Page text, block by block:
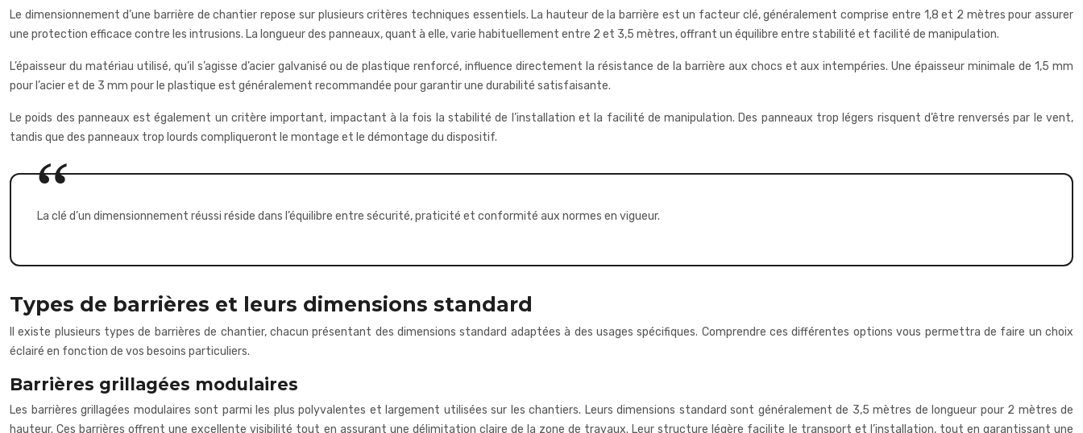
Le dimensionnement d’une barrière de chantier repose sur plusieurs critères techniques essentiels. La hauteur de la barrière est un facteur clé, généralement comprise entre 1,8 et 2 mètres pour assurer
une protection efficace contre les intrusions. La longueur des panneaux, quant à elle, varie habituellement entre 2 et 3,5 mètres, offrant un équilibre entre stabilité et facilité de manipulation.
L’épaisseur du matériau utilisé, qu’il s’agisse d’acier galvanisé ou de plastique renforcé, influence directement la résistance de la barrière aux chocs et aux intempéries. Une épaisseur minimale de 1,5 mm
pour l’acier et de 3 mm pour le plastique est généralement recommandée pour garantir une durabilité satisfaisante.
Le poids des panneaux est également un critère important, impactant à la fois la stabilité de l’installation et la facilité de manipulation. Des panneaux trop légers risquent d’être renversés par le vent,
tandis que des panneaux trop lourds compliqueront le montage et le démontage du dispositif.
La clé d’un dimensionnement réussi réside dans l’équilibre entre sécurité, praticité et conformité aux normes en vigueur.
Types de barrières et leurs dimensions standard
Il existe plusieurs types de barrières de chantier, chacun présentant des dimensions standard adaptées à des usages spécifiques. Comprendre ces différentes options vous permettra de faire un choix
éclairé en fonction de vos besoins particuliers.
Barrières grillagées modulaires
Les barrières grillagées modulaires sont parmi les plus polyvalentes et largement utilisées sur les chantiers. Leurs dimensions standard sont généralement de 3,5 mètres de longueur pour 2 mètres de
hauteur. Ces barrières offrent une excellente visibilité tout en assurant une délimitation claire de la zone de travaux. Leur structure légère facilite le transport et l’installation, tout en garantissant une